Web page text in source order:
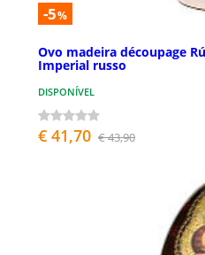
-5%
Ovo madeira découpage
Imperial russo
DISPONÍVEL
€ 41,70 € 43,90